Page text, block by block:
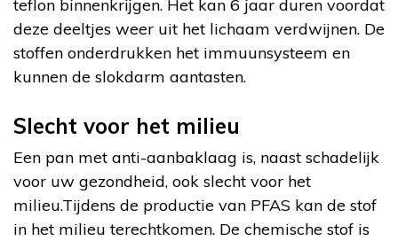
teflon binnenkrijgen. Het kan 6 jaar duren voordat
deze deeltjes weer uit het lichaam verdwijnen. De
stoffen onderdrukken het immuunsysteem en
kunnen de slokdarm aantasten.
Slecht voor het milieu
Een pan met anti-aanbaklaag is, naast schadelijk
voor uw gezondheid, ook slecht voor het
milieu.Tijdens de productie van PFAS kan de stof
in het milieu terechtkomen. De chemische stof is